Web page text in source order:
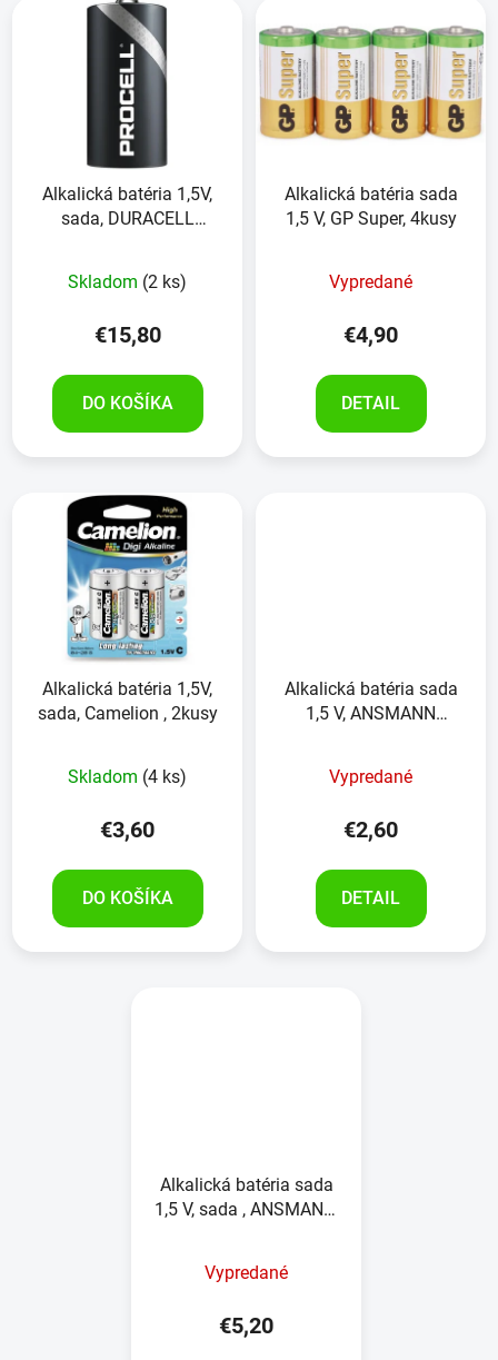
Alkalická batéria 1,5V,
sada, DURACELL
Skladom (2 ks)
€15,80
DO KOŠÍKA
Alkalická batéria sada
1,5 V, GP Super, 4kusy
Vypredané
€4,90
DETAIL
Alkalická batéria 1,5V,
sada, Camelion , 2kusy
Skladom (4 ks)
€3,60
DO KOŠÍKA
Alkalická batéria sada
1,5 V, ANSMANN
Vypredané
€2,60
DETAIL
Alkalická batéria sada
1,5 V, sada , ANSMANN,
Vypredané
€5,20